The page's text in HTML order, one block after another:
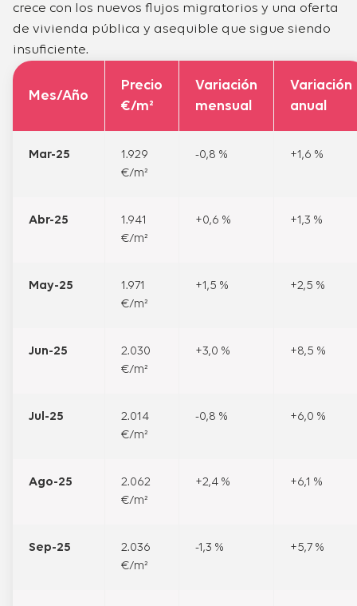
crece con los nuevos flujos migratorios y una oferta
de vivienda pública y asequible que sigue siendo
insuficiente.
Mes/Año
Precio
€/m²
Variación
mensual
Variación
anual
Mar-25
1.929
€/m²
-0,8 % +1,6 %
Abr-25
1.941
€/m²
+0,6 % +1,3 %
May-25
1.971
€/m²
+1,5 % +2,5 %
Jun-25
2.030
€/m²
+3,0 % +8,5 %
Jul-25
2.014
€/m²
-0,8 % +6,0 %
Ago-25
2.062
€/m²
+2,4 % +6,1 %
Sep-25
2.036
€/m²
-1,3 % +5,7 %